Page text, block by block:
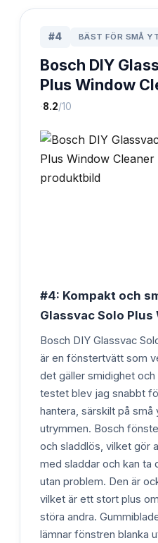
#4 BÄST FÖR SMÅ
Bosch DIY
Plus Window
·8.2/10
#4: Kompakt och
Glassvac Solo
Bosch DIY Glassvac
är en fönstertvätt som
det gäller smidighet
testet blev jag snabbt
hantera, särskilt på små
utrymmen. Bosch
och sladdlös, vilket gör
med sladdar och kan ta
utan problem. Den är
vilket är ett stort plus
störa andra.
lämnar fönstren blanka